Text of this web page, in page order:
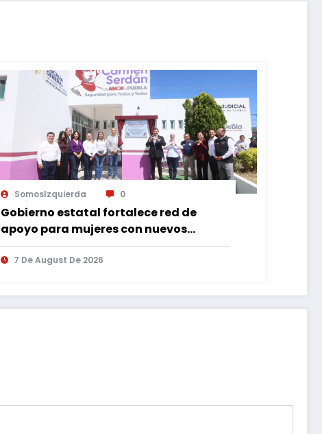
SomosIzquierda 0
Gobierno estatal fortalece red de
apoyo para mujeres con nuevos
espacios de atención en Puebla
7 De August De 2026